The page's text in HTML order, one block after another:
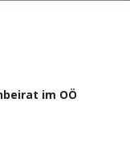
im OÖ